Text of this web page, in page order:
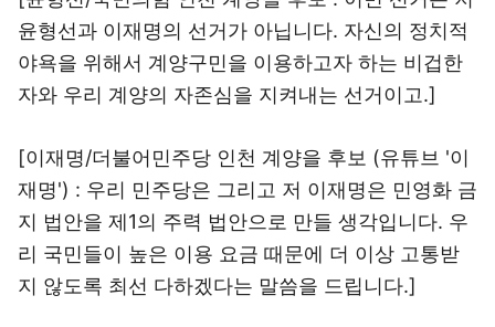
윤형선과 이재명의 선거가 아닙니다. 자신의 정치적
야욕을 위해서 계양구민을 이용하고자 하는 비겁한
자와 우리 계양의 자존심을 지켜내는 선거이고.]
[이재명/더불어민주당 인천 계양을 후보 (유튜브 '이
재명') : 우리 민주당은 그리고 저 이재명은 민영화 금
지 법안을 제1의 주력 법안으로 만들 생각입니다. 우
리 국민들이 높은 이용 요금 때문에 더 이상 고통받
지 않도록 최선 다하겠다는 말씀을 드립니다.]